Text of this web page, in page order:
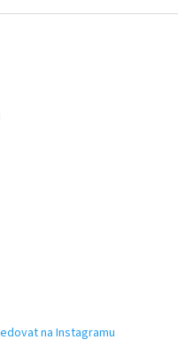
na Instagramu